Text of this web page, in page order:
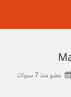
عضو منذ7 سنوات